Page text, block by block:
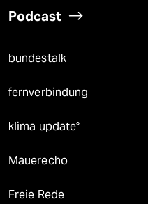
Podcast
bundestalk
fernverbindung
klima update°
Mauerecho
Freie Rede